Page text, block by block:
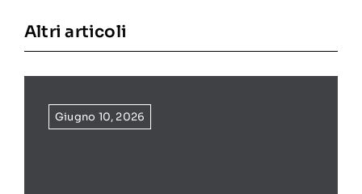
Altri articoli
Giugno 10, 2026